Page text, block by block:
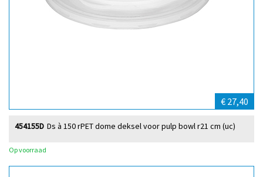
€ 27,40
Ds à 150 rPET dome deksel voor pulp bowl r21 cm (uc)
454155D
Op voorraad